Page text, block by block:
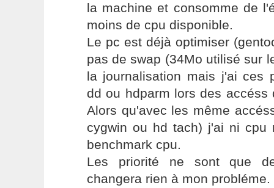
la machine et consomme de
moins de cpu disponible.
Le pc est déjà optimiser
pas de swap (34Mo utilisé sur
la journalisation mais j'ai ces
dd ou hdparm lors des accéss
Alors qu'avec les même
cygwin ou hd tach) j'ai ni cpu
benchmark cpu.
Les priorité ne sont que
changera rien à mon